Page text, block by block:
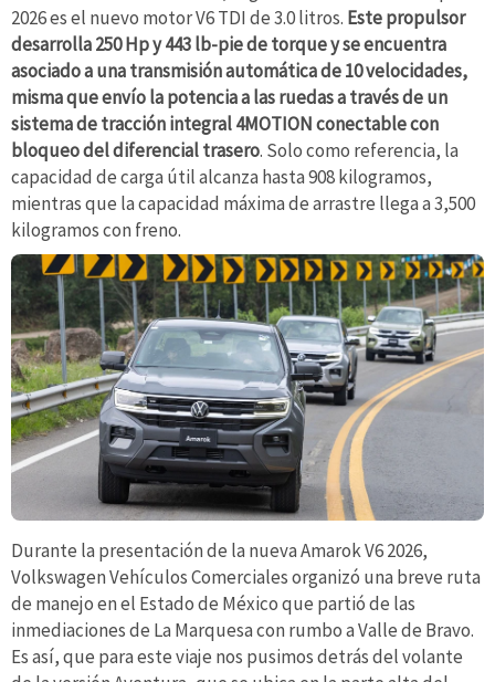
2026 es el nuevo motor V6 TDI de 3.0 litros. Este propulsor
desarrolla 250 Hp y 443 lb-pie de torque y se encuentra
asociado a una transmisión automática de 10 velocidades,
misma que envío la potencia a las ruedas a través de un
sistema de tracción integral 4MOTION conectable con
bloqueo del diferencial trasero. Solo como referencia, la
capacidad de carga útil alcanza hasta 908 kilogramos,
mientras que la capacidad máxima de arrastre llega a 3,500
kilogramos con freno.
Durante la presentación de la nueva Amarok V6 2026,
Volkswagen Vehículos Comerciales organizó una breve ruta
de manejo en el Estado de México que partió de las
inmediaciones de La Marquesa con rumbo a Valle de Bravo.
Es así, que para este viaje nos pusimos detrás del volante